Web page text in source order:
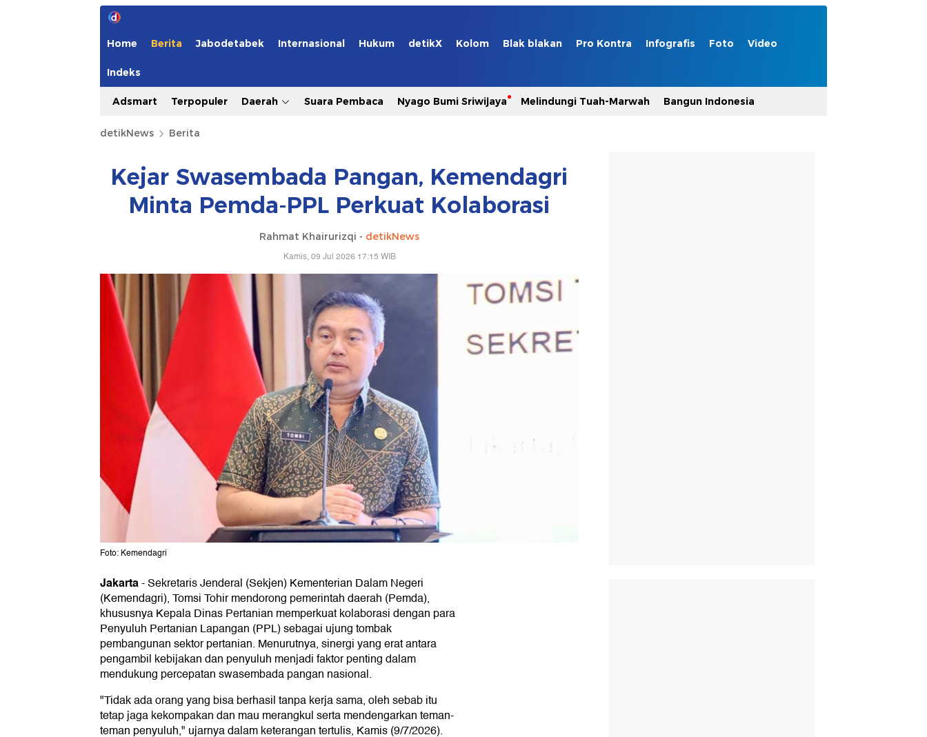
Home Berita Jabodetabek Internasional Hukum detikX Kolom Blak blakan Pro Kontra Infografis Foto Video
Indeks
Adsmart Terpopuler Daerah Suara Pembaca Nyago Bumi Sriwijaya Melindungi Tuah-Marwah Bangun Indonesia
detikNews Berita
Kejar Swasembada Pangan, Kemendagri
Minta Pemda-PPL Perkuat Kolaborasi
Rahmat Khairurizqi - detikNews
Kamis, 09 Jul 2026 17:15 WIB
Foto: Kemendagri
Jakarta-Sekretaris Jenderal (Sekjen) Kementerian Dalam Negeri
(Kemendagri), Tomsi Tohir mendorong pemerintah daerah (Pemda),
khususnya Kepala Dinas Pertanian memperkuat kolaborasi dengan para
Penyuluh Pertanian Lapangan (PPL) sebagai ujung tombak
pembangunan sektor pertanian. Menurutnya, sinergi yang erat antara
pengambil kebijakan dan penyuluh menjadi faktor penting dalam
mendukung percepatan swasembada pangan nasional.
"Tidak ada orang yang bisa berhasil tanpa kerja sama, oleh sebab itu
tetap jaga kekompakan dan mau merangkul serta mendengarkan teman-
teman penyuluh," ujarnya dalam keterangan tertulis, Kamis (9/7/2026).